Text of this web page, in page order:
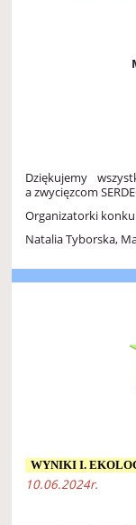
Dziękujemy
a zwycięzcom
Organizatorki
Natalia Tyborska,
WYNIKI I.
10.06.2024r.